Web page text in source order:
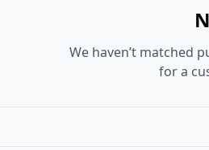
We haven’t matched
for a